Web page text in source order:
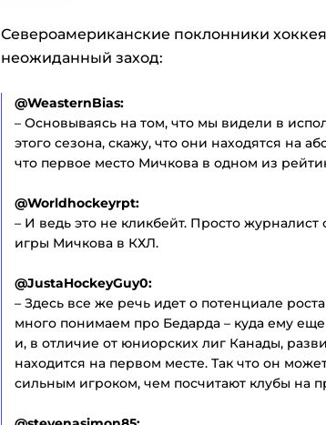
Североамериканские поклонники
неожиданный заход:
@WeasternBias:
– Основываясь на том, что мы видели в
этого сезона, скажу, что они находятся на
что первое место Мичкова в одном из
@Worldhockeyrpt:
– И ведь это не кликбейт. Просто
игры Мичкова в КХЛ.
@JustaHockeyGuy0:
– Здесь все же речь идет о потенциале
много понимаем про Бедарда – куда ему
и, в отличие от юниорских лиг Канады,
находится на первом месте. Так что он
сильным игроком, чем посчитают клубы на